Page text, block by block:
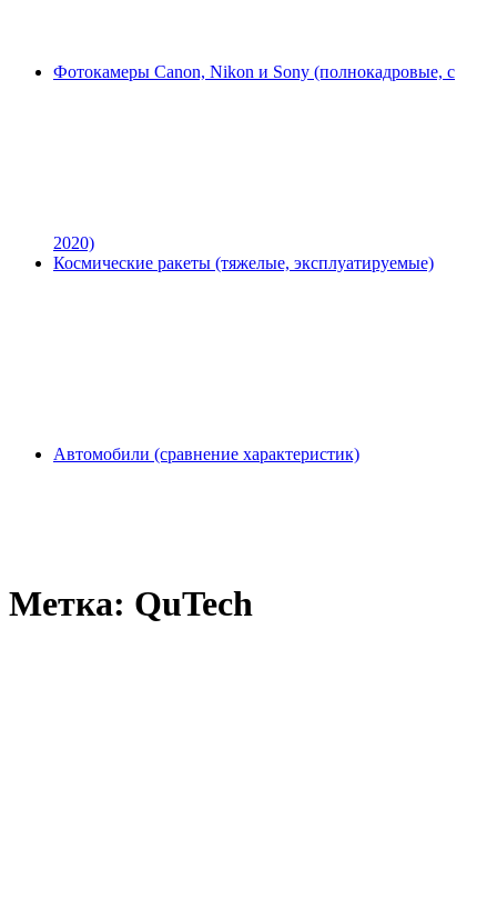
Фотокамеры Canon, Nikon и Sony (полнокадровые, с
2020)
Космические ракеты (тяжелые, эксплуатируемые)
Автомобили (сравнение характеристик)
Метка: QuTech